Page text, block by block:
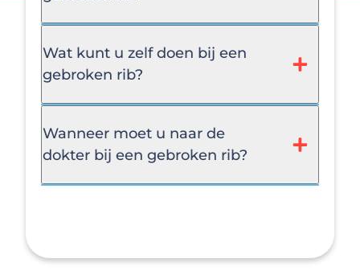
Wat kunt u zelf doen bij een
gebroken rib?
Wanneer moet u naar de
dokter bij een gebroken rib?